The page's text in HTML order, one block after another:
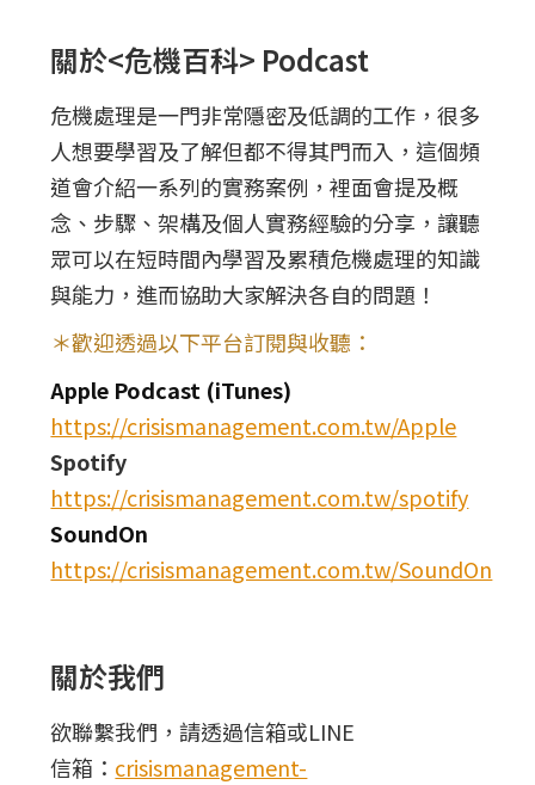
關於<危機百科> Podcast
危機處理是一門非常隱密及低調的工作，很多
人想要學習及了解但都不得其門而入，這個頻
道會介紹一系列的實務案例，裡面會提及概
念、步驟、架構及個人實務經驗的分享，讓聽
眾可以在短時間內學習及累積危機處理的知識
與能力，進而協助大家解決各自的問題！
＊歡迎透過以下平台訂閱與收聽：
Apple Podcast (iTunes)
https://crisismanagement.com.tw/Apple
Spotify
https://crisismanagement.com.tw/spotify
SoundOn
https://crisismanagement.com.tw/SoundOn
關於我們
欲聯繫我們，請透過信箱或LINE
信箱： crisismanagement-